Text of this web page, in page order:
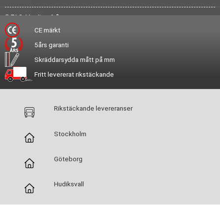
FAQ-Vanliga frågor
CE märkt
5års garanti
Skräddarsydda mått på mm
Fritt levererat rikstäckande
Rikstäckande levereranser
Stockholm
Göteborg
Hudiksvall